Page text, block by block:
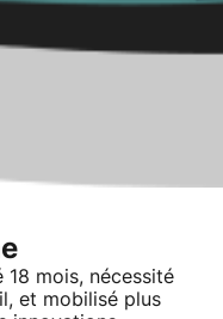
18 mois, nécessité
et mobilisé plus